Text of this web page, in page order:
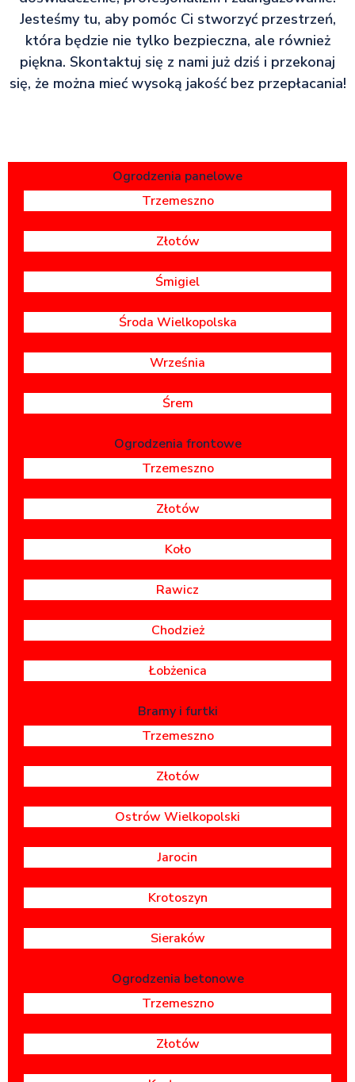
Jesteśmy tu, aby pomóc Ci stworzyć przestrzeń,
która będzie nie tylko bezpieczna, ale również
piękna. Skontaktuj się z nami już dziś i przekonaj
się, że można mieć wysoką jakość bez przepłacania!
Ogrodzenia panelowe
Trzemeszno
Złotów
Śmigiel
Środa Wielkopolska
Września
Śrem
Ogrodzenia frontowe
Trzemeszno
Złotów
Koło
Rawicz
Chodzież
Łobżenica
Bramy i furtki
Trzemeszno
Złotów
Ostrów Wielkopolski
Jarocin
Krotoszyn
Sieraków
Ogrodzenia betonowe
Trzemeszno
Złotów